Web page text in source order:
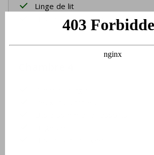
Linge de lit
Lits faits à l'arrivée